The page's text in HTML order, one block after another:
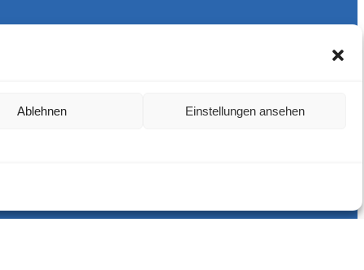
Ablehnen Einstellungen ansehen